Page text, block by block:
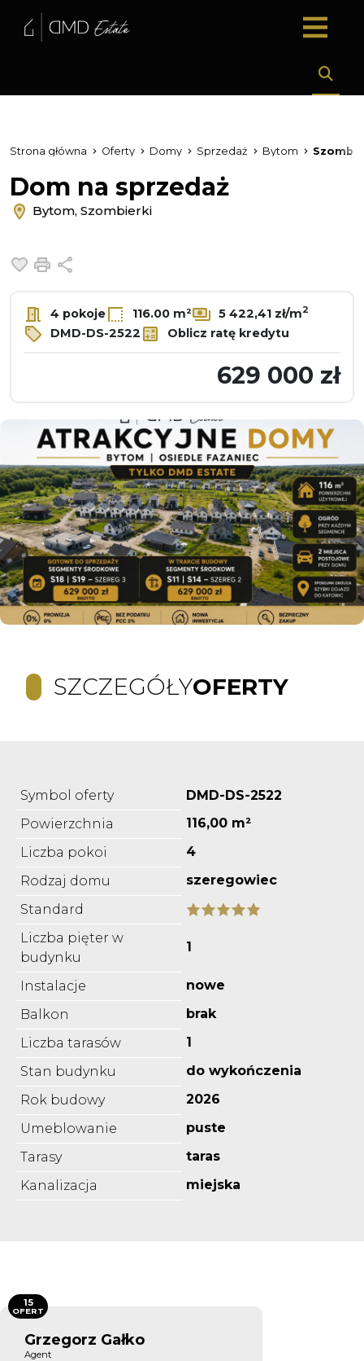
Strona główna Oferty Domy Sprzedaż Bytom
Dom na sprzedaż
Bytom, Szombierki
Dodaj do ulubionych
Drukuj
4 pokoje 116.00 m² 5 422,41 zł/m2
DMD-DS-2522 Oblicz ratę kredytu
629 000 zł
SZCZEGÓŁYOFERTY
Symbol oferty
DMD-DS-2522
Powierzchnia
116,00 m²
Liczba pokoi
4
Rodzaj domu
szeregowiec
Standard
Liczba pięter w
budynku
1
Instalacje
nowe
Balkon
brak
Liczba tarasów
1
Stan budynku
do wykończenia
Rok budowy
2026
Umeblowanie
puste
Tarasy
taras
Kanalizacja
miejska
Grzegorz Gałko
Agent
15
OFERT